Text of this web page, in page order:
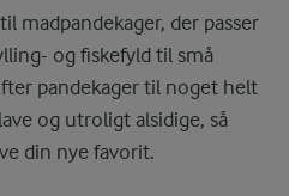
madpandekager, der passer
og fiskefyld til små
pandekager til noget helt
og utroligt alsidige, så
din nye favorit.